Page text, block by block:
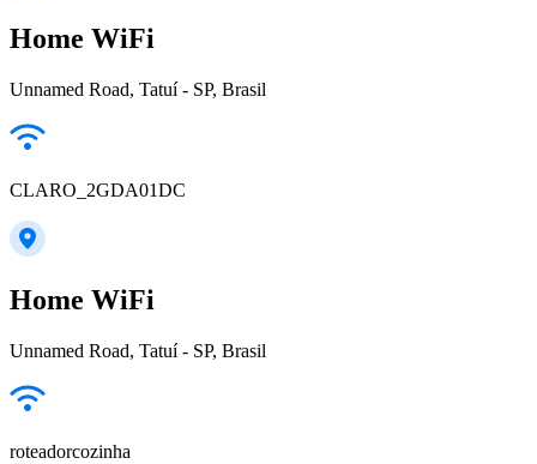
Home WiFi
Unnamed Road, Tatuí - SP, Brasil
CLARO_2GDA01DC
Home WiFi
Unnamed Road, Tatuí - SP, Brasil
roteadorcozinha